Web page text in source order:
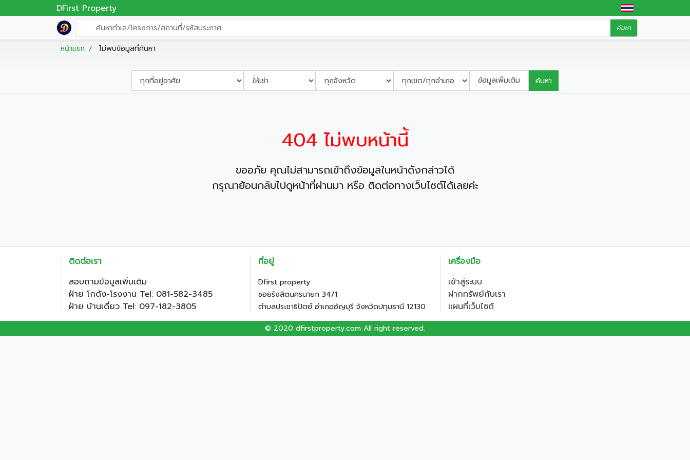
DFirst Property
ค้นหา
หน้าแรก ไม่พบข้อมูลที่ค้นหา
ข้อมูลเพิ่มเติม ค้นหา
404 ไม่พบหน้านี้
ขออภัย คุณไม่สามารถเข้าถึงข้อมูลในหน้าดังกล่าวได้
กรุณาย้อนกลับไปดูหน้าที่ผ่านมา หรือ ติดต่อทางเว็บไซต์ได้เลยค่ะ
ติดต่อเรา
สอบถามข้อมูลเพิ่มเติม
ฝ่าย โกดัง-โรงงาน Tel: 081-582-3485
ฝ่าย บ้านเดี่ยว Tel: 097-182-3805
ที่อยู่
Dfirst property
ซอยรังสิตนครนายก 34/1
ตำบลประชาธิปัตย์ อำเภออัญบุรี จังหวัดปทุมธานี 12130
เครื่องมือ
เข้าสู่ระบบ
ฝากทรัพย์กับเรา
แผนที่เว็บไซต์
© 2020 dfirstproperty.com All right reserved.